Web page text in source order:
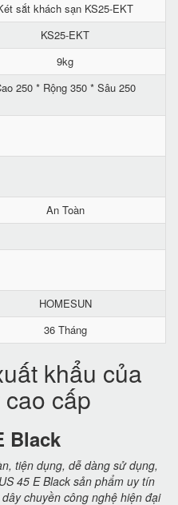
sắt khách sạn KS25-EKT
KS25-EKT
9kg
250 * Rộng 350 * Sâu 250
An Toàn
HOMESUN
36 Tháng
khẩu của
cấp
Black
tiện dụng, dễ dàng sử dụng,
45 E Black sản phẩm uy tín
chuyền công nghệ hiện đại